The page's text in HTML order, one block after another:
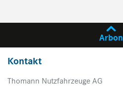
Arbon
Kontakt
Thomann Nutzfahrzeuge AG